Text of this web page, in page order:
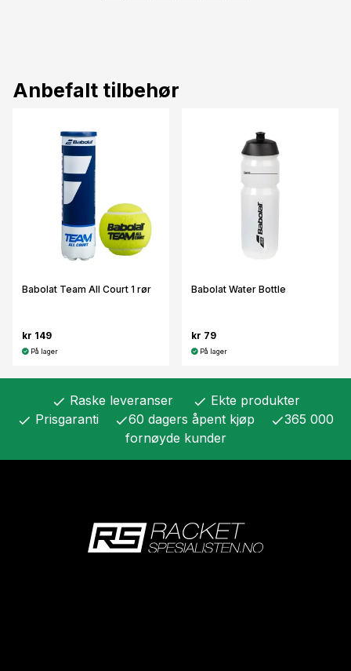
Anbefalt tilbehør
Babolat Team All Court 1 rør
kr 149
På lager
Babolat Water Bottle
kr 79
På lager
check Raske leveranser check Ekte produkter
check Prisgaranti check60 dagers åpent kjøp check365 000
fornøyde kunder